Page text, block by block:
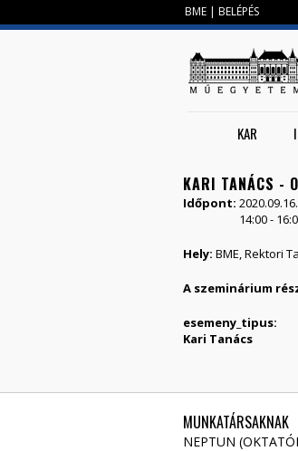
BME | BELÉPÉS
KAR
KARI TANÁCS -
Időpont: 2020.09.16.
14:00-
Hely: BME, Rektori
A szeminárium
esemeny_tipus:
Kari Tanács
MUNKATÁRSAKNAK
NEPTUN